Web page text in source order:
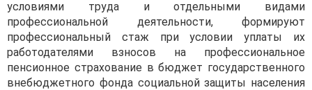
условиями труда и отдельными видами
профессиональной деятельности, формируют
профессиональный стаж при условии уплаты их
работодателями взносов на профессиональное
пенсионное страхование в бюджет государственного
внебюджетного фонда социальной защиты населения